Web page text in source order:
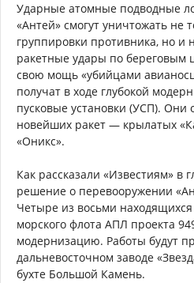
Ударные атомные подводные
«Антей» смогут уничтожать не
группировки противника, но и
ракетные удары по береговым
свою мощь «убийцами
получат в ходе глубокой
пусковые установки (УСП). Они
новейших ракет — крылатых
«Оникс».
Как рассказали «Известиям»
решение о перевооружении
Четыре из восьми находящихся
морского флота АПЛ проекта
модернизацию. Работы будут
дальневосточном заводе
бухте Большой Камень.